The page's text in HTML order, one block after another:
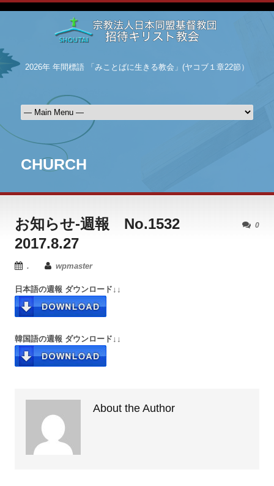
2026年 年間標語 「みことばに生きる教会」(ヤコブ１章22節）
CHURCH
0
お知らせ-週報 No.1532
2017.8.27
. wpmaster
日本語の週報 ダウンロード↓↓
韓国語の週報 ダウンロード↓↓
About the Author